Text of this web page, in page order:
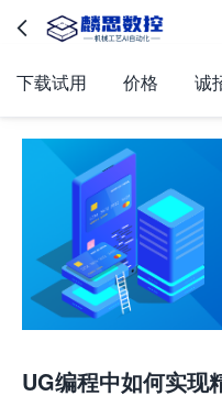

下载试用 价格 诚
UG编程中如何实现